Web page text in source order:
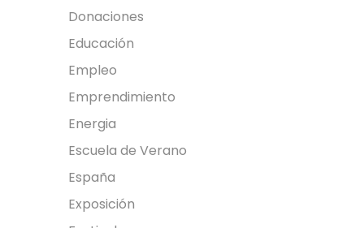
Donaciones
Educación
Empleo
Emprendimiento
Energia
Escuela de Verano
España
Exposición